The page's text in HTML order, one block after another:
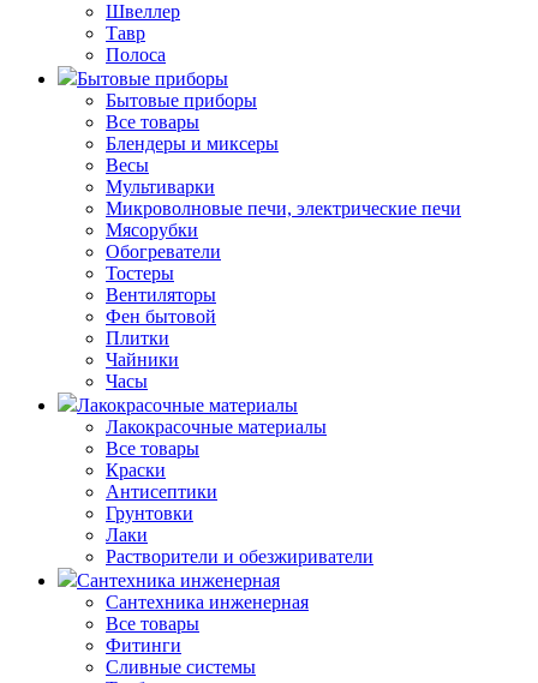
Швеллер
Тавр
Полоса
Бытовые приборы
Бытовые приборы
Все товары
Блендеры и миксеры
Весы
Мультиварки
Микроволновые печи, электрические печи
Мясорубки
Обогреватели
Тостеры
Вентиляторы
Фен бытовой
Плитки
Чайники
Часы
Лакокрасочные материалы
Лакокрасочные материалы
Все товары
Краски
Антисептики
Грунтовки
Лаки
Растворители и обезжириватели
Сантехника инженерная
Сантехника инженерная
Все товары
Фитинги
Сливные системы